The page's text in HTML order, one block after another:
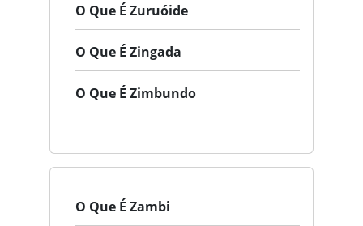
O Que É Zuruóide
O Que É Zingada
O Que É Zimbundo
O Que É Zambi